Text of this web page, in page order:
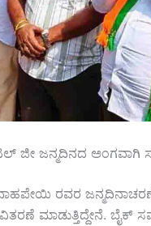
ಜೀ ಜನ್ಮದಿನದ ಅಂಗವಾಗಿ
ರವರ ಜನ್ಮದಿನಾಚರಣೆ
ಮಾಡುತ್ತಿದ್ದೇನೆ. ಬೈಕ್